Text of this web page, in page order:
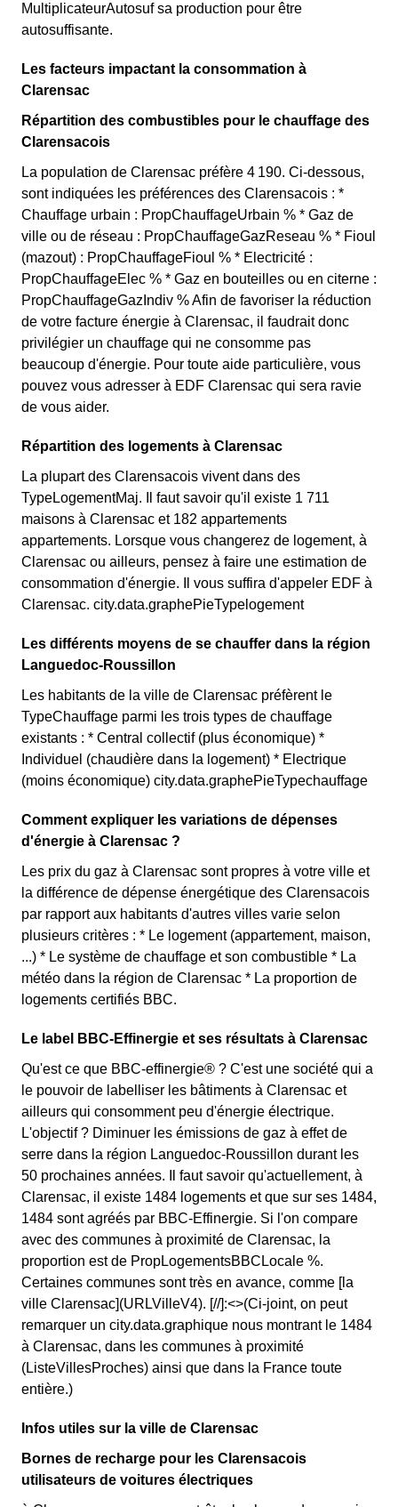
MultiplicateurAutosuf sa production pour être
autosuffisante.
Les facteurs impactant la consommation à
Clarensac
Répartition des combustibles pour le chauffage des
Clarensacois
La population de Clarensac préfère 4 190. Ci-dessous,
sont indiquées les préférences des Clarensacois : *
Chauffage urbain : PropChauffageUrbain % * Gaz de
ville ou de réseau : PropChauffageGazReseau % * Fioul
(mazout) : PropChauffageFioul % * Electricité :
PropChauffageElec % * Gaz en bouteilles ou en citerne :
PropChauffageGazIndiv % Afin de favoriser la réduction
de votre facture énergie à Clarensac, il faudrait donc
privilégier un chauffage qui ne consomme pas
beaucoup d'énergie. Pour toute aide particulière, vous
pouvez vous adresser à EDF Clarensac qui sera ravie
de vous aider.
Répartition des logements à Clarensac
La plupart des Clarensacois vivent dans des
TypeLogementMaj. Il faut savoir qu'il existe 1 711
maisons à Clarensac et 182 appartements
appartements. Lorsque vous changerez de logement, à
Clarensac ou ailleurs, pensez à faire une estimation de
consommation d'énergie. Il vous suffira d'appeler EDF à
Clarensac. city.data.graphePieTypelogement
Les différents moyens de se chauffer dans la région
Languedoc-Roussillon
Les habitants de la ville de Clarensac préfèrent le
TypeChauffage parmi les trois types de chauffage
existants : * Central collectif (plus économique) *
Individuel (chaudière dans la logement) * Electrique
(moins économique) city.data.graphePieTypechauffage
Comment expliquer les variations de dépenses
d'énergie à Clarensac ?
Les prix du gaz à Clarensac sont propres à votre ville et
la différence de dépense énergétique des Clarensacois
par rapport aux habitants d'autres villes varie selon
plusieurs critères : * Le logement (appartement, maison,
...) * Le système de chauffage et son combustible * La
météo dans la région de Clarensac * La proportion de
logements certifiés BBC.
Le label BBC-Effinergie et ses résultats à Clarensac
Qu'est ce que BBC-effinergie® ? C'est une société qui a
le pouvoir de labelliser les bâtiments à Clarensac et
ailleurs qui consomment peu d'énergie électrique.
L'objectif ? Diminuer les émissions de gaz à effet de
serre dans la région Languedoc-Roussillon durant les
50 prochaines années. Il faut savoir qu'actuellement, à
Clarensac, il existe 1484 logements et que sur ses 1484,
1484 sont agréés par BBC-Effinergie. Si l'on compare
avec des communes à proximité de Clarensac, la
proportion est de PropLogementsBBCLocale %.
Certaines communes sont très en avance, comme [la
ville Clarensac](URLVilleV4). [//]:<>(Ci-joint, on peut
remarquer un city.data.graphique nous montrant le 1484
à Clarensac, dans les communes à proximité
(ListeVillesProches) ainsi que dans la France toute
entière.)
Infos utiles sur la ville de Clarensac
Bornes de recharge pour les Clarensacois
utilisateurs de voitures électriques